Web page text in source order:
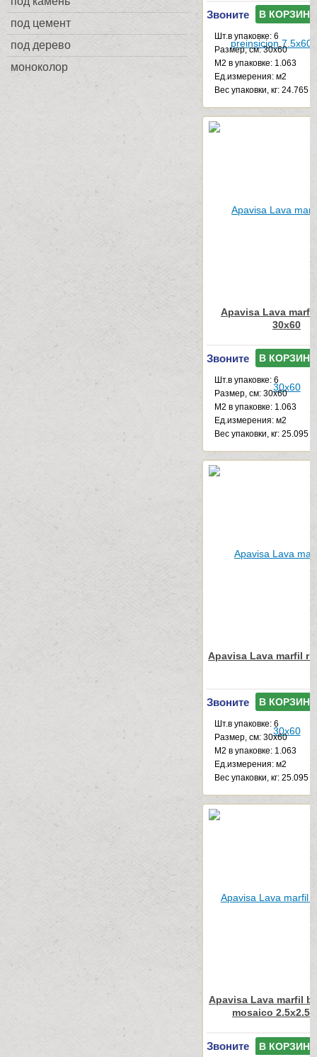
под цемент
под дерево
моноколор
Звоните В КОРЗИНУ
Шт.в упаковке: 6
Размер, см: 30x60
М2 в упаковке: 1.063
Ед.измерения: м2
Веc упаковки, кг: 24.765
Apavisa Lava
30x60
Звоните В КОРЗИНУ
Шт.в упаковке: 6
Размер, см: 30x60
М2 в упаковке: 1.063
Ед.измерения: м2
Веc упаковки, кг: 25.095
Apavisa Lava marfil
Звоните В КОРЗИНУ
Шт.в упаковке: 6
Размер, см: 30x60
М2 в упаковке: 1.063
Ед.измерения: м2
Веc упаковки, кг: 25.095
Apavisa Lava marfil
mosaico 2.5x2.5
Звоните В КОРЗИНУ